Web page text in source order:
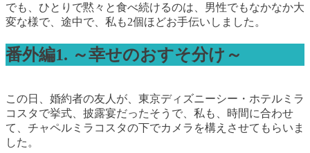
でも、ひとりで黙々と食べ続けるのは、男性でもなかなか大
変な様で、途中で、私も2個ほどお手伝いしました。
番外編1. ～幸せのおすそ分け～
この日、婚約者の友人が、東京ディズニーシー・ホテルミラ
コスタで挙式、披露宴だったそうで、私も、時間に合わせ
て、チャペルミラコスタの下でカメラを構えさせてもらいま
した。